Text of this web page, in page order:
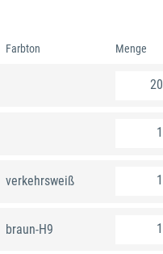
Farbton Menge
verkehrsweiß
braun-H9